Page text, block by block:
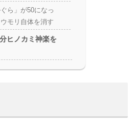
ぐら」が50になっ
モリ自体を消す
ヒノカミ神楽を